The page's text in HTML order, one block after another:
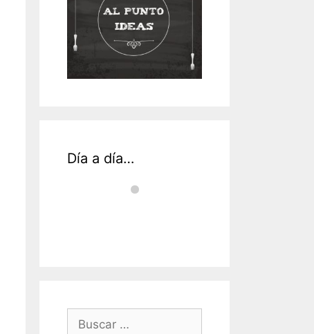
Día a día…
Buscar: